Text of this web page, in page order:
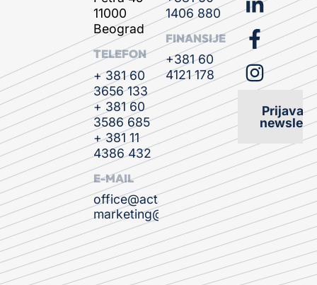
11000
Beograd
TELEFON
+ 381 60
3656 133
+ 381 60
3586 685
+ 381 11
4386 432
E-MAIL
office@actamedia.rs
marketing@actamedia.rs
1406 880
FINANSIJE
+381 60
4121 178
Prijava